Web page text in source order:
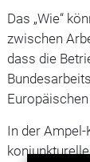
Das „Wie“
zwischen
dass die
In der